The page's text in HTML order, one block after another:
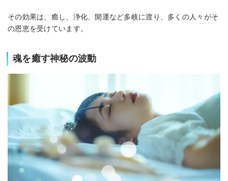
その効果は、癒し、浄化、開運など多岐に渡り、多くの人々がそ
の恩恵を受けています。
魂を癒す神秘の波動